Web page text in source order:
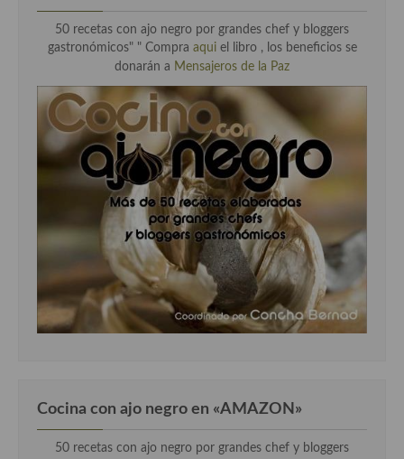
50 recetas con ajo negro por grandes chef y bloggers
gastronómicos" " Compra aqui el libro , los beneficios se
donarán a Mensajeros de la Paz
Cocina con ajo negro en «AMAZON»
50 recetas con ajo negro por grandes chef y bloggers